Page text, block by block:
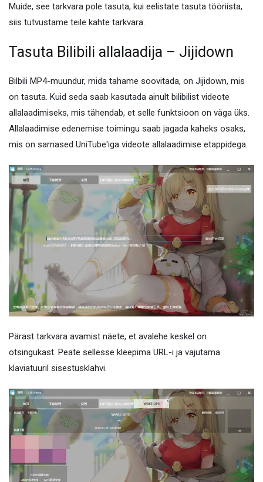
Muide, see tarkvara pole tasuta, kui eelistate tasuta tööriista,
siis tutvustame teile kahte tarkvara.
Tasuta Bilibili allalaadija – Jijidown
Bilbili MP4-muundur, mida tahame soovitada, on Jijidown, mis
on tasuta. Kuid seda saab kasutada ainult bilibilist videote
allalaadimiseks, mis tähendab, et selle funktsioon on väga üks.
Allalaadimise edenemise toimingu saab jagada kaheks osaks,
mis on sarnased UniTube'iga videote allalaadimise etappidega.
Pärast tarkvara avamist näete, et avalehe keskel on
otsingukast. Peate sellesse kleepima URL-i ja vajutama
klaviatuuril sisestusklahvi.